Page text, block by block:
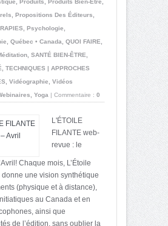
Produits Produits Bien-Être
Propositions Des Éditeurs
Psychologie
Québec • Canada QUOI FAIRE
SANTÉ BIEN-ÊTRE
TECHNIQUES | APPROCHES
Vidéographie
Vidéos
Yoga | Commentaire : 0
L'ÉTOILE
FILANTE web-
revue : le
Chaque mois, L’Étoile
donne une vision synthétique
(physique et à distance),
au Canada et en
ainsi que
de l’édition, sans oublier la